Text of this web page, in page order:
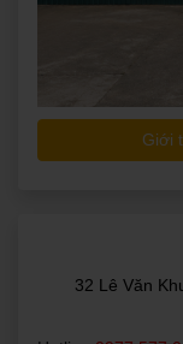
Giới
32 Lê Văn